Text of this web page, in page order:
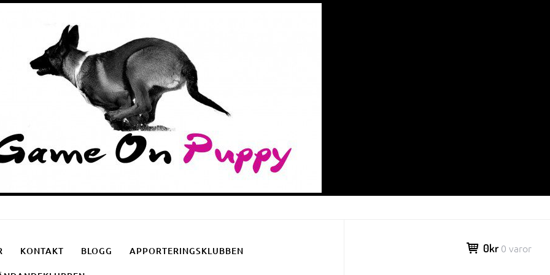
KONTAKT BLOGG APPORTERINGSKLUBBEN 0kr 0 varor